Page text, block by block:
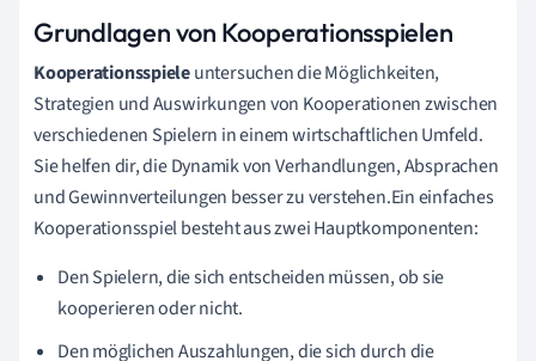
Grundlagen von Kooperationsspielen
Kooperationsspieleuntersuchen die Möglichkeiten,
Strategien und Auswirkungen von Kooperationen zwischen
verschiedenen Spielern in einem wirtschaftlichen Umfeld.
Sie helfen dir, die Dynamik von Verhandlungen, Absprachen
und Gewinnverteilungen besser zu verstehen.Ein einfaches
Kooperationsspiel besteht aus zwei Hauptkomponenten:
Den Spielern, die sich entscheiden müssen, ob sie
kooperieren oder nicht.
Den möglichen Auszahlungen, die sich durch die